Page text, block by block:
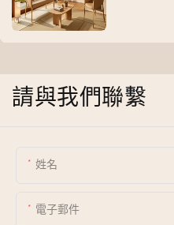
請與我們聯繫
姓名
電子郵件